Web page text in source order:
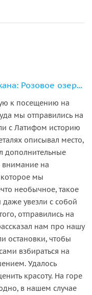
Радужная симфония Азербайджана: Розовое озеро, горы и дегустация икры
к посещению на
мы отправились на
с Латифом историю
описывал место,
дополнительные
на
которое мы
необычное, такое
увезли с собой
отправились на
нам про нашу
остановки, чтобы
взбираться на
Удалось
красоту. На горе
в нашем случае